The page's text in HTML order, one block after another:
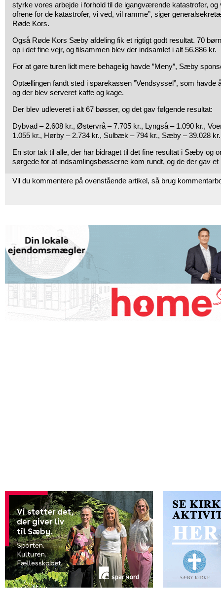
styrke vores arbejde i forhold til de igangværende katastrofer,
ofrene for de katastrofer, vi ved, vil ramme”, siger
Røde Kors.
Også Røde Kors Sæby afdeling fik et rigtigt godt resultat. 70
op i det fine vejr, og tilsammen blev der indsamlet i alt 56.886 kr.
For at gøre turen lidt mere behagelig havde ”Meny”, Sæby
Optællingen fandt sted i sparekassen ”Vendsyssel”, som havde
og der blev serveret kaffe og kage.
Der blev udleveret i alt 67 bøsser, og det gav følgende resultat:
Dybvad – 2.608 kr., Østervrå – 7.705 kr., Lyngså – 1.090 kr.,
1.055 kr., Hørby – 2.734 kr., Sulbæk – 794 kr., Sæby – 39.028 kr.
En stor tak til alle, der har bidraget til det fine resultat i Sæby og
sørgede for at indsamlingsbøsserne kom rundt, og de der gav et
Vil du kommentere på ovenstående artikel, så brug